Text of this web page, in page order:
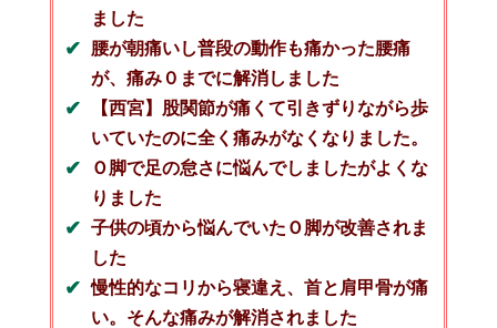
ました
腰が朝痛いし普段の動作も痛かった腰痛
が、痛み０までに解消しました
【西宮】股関節が痛くて引きずりながら歩
いていたのに全く痛みがなくなりました。
Ｏ脚で足の怠さに悩んでしましたがよくな
りました
子供の頃から悩んでいたＯ脚が改善されま
した
慢性的なコリから寝違え、首と肩甲骨が痛
い。そんな痛みが解消されました